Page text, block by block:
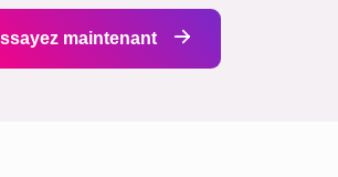
maintenant